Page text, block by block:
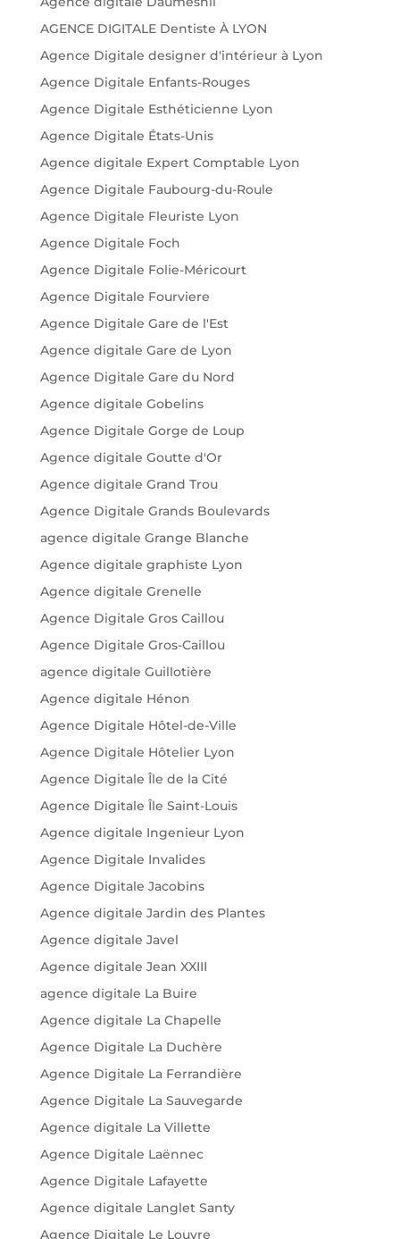
AGENCE DIGITALE Dentiste À LYON
Agence Digitale designer d'intérieur à Lyon
Agence Digitale Enfants-Rouges
Agence Digitale Esthéticienne Lyon
Agence Digitale États-Unis
Agence digitale Expert Comptable Lyon
Agence Digitale Faubourg-du-Roule
Agence Digitale Fleuriste Lyon
Agence Digitale Foch
Agence Digitale Folie-Méricourt
Agence Digitale Fourviere
Agence Digitale Gare de l'Est
Agence digitale Gare de Lyon
Agence Digitale Gare du Nord
Agence digitale Gobelins
Agence Digitale Gorge de Loup
Agence digitale Goutte d'Or
Agence digitale Grand Trou
Agence Digitale Grands Boulevards
agence digitale Grange Blanche
Agence digitale graphiste Lyon
Agence digitale Grenelle
Agence Digitale Gros Caillou
Agence Digitale Gros-Caillou
agence digitale Guillotière
Agence digitale Hénon
Agence Digitale Hôtel-de-Ville
Agence Digitale Hôtelier Lyon
Agence Digitale Île de la Cité
Agence Digitale Île Saint-Louis
Agence digitale Ingenieur Lyon
Agence Digitale Invalides
Agence Digitale Jacobins
Agence digitale Jardin des Plantes
Agence digitale Javel
Agence digitale Jean XXIII
agence digitale La Buire
Agence digitale La Chapelle
Agence Digitale La Duchère
Agence Digitale La Ferrandière
Agence Digitale La Sauvegarde
Agence digitale La Villette
Agence Digitale Laënnec
Agence Digitale Lafayette
Agence digitale Langlet Santy
Agence Digitale Le Louvre